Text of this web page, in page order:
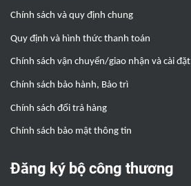
Chính sách và quy định chung
Quy định và hình thức thanh toán
Chính sách vận chuyển/giao nhận và cài đặt
Chính sách bảo hành, Bảo trì
Chính sách đổi trả hàng
Chính sách bảo mật thông tin
Đăng ký bộ công thương